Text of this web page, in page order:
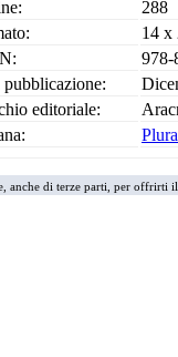
288
14 x
978-
pubblicazione:
editoriale:
anche di terze parti, per